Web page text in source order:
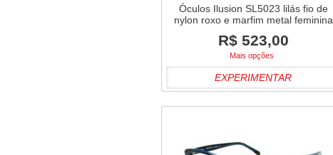
Óculos Ilusion SL5023 lilás fio de
nylon roxo e marfim metal feminina
R$ 523,00
Mais opções
EXPERIMENTAR